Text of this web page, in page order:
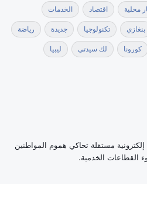
محلية اقتصاد الخدمات
بنغازي تكنولوجيا جديدة رياضة
كورونا لك سيدتي ليبيا
إلكترونية مستقلة تحاكي هموم المواطنين
القطاعات الخدمية.